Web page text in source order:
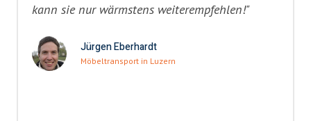
kann sie nur wärmstens weiterempfehlen!"
Jürgen Eberhardt
Möbeltransport in Luzern